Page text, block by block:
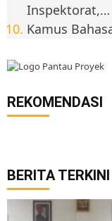
Inspektorat,…
Kamus
REKOMENDASI
BERITA TERKINI